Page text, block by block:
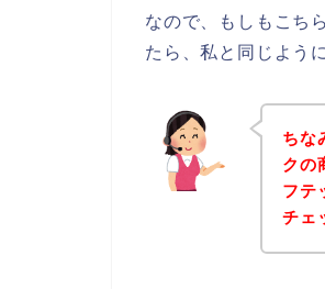
なので、もしもこち
たら、私と同じよう
ちな
クの
フテ
チェ